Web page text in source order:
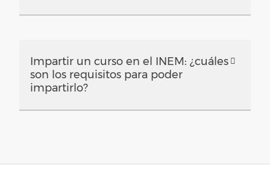
Impartir un curso en el INEM: ¿cuáles
son los requisitos para poder
impartirlo?